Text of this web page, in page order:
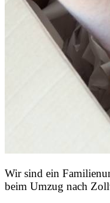
Wir sind ein
beim Umzug nach